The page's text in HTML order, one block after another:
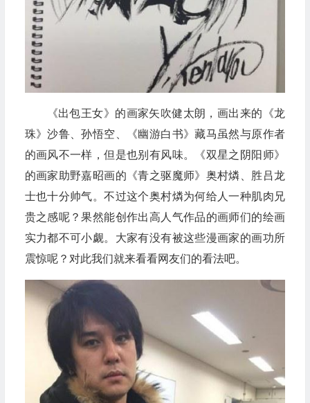
《出包王女》的画家矢吹健太朗，画出来的《龙
珠》沙鲁、孙悟空、《幽游白书》藏马虽然与原作者
的画风不一样，但是也别有风味。《双星之阴阳师》
的画家助野嘉昭画的《青之驱魔师》奥村燐、胜吕龙
士也十分帅气。不过这个奥村燐为何给人一种肌肉兄
贵之感呢？果然能创作出高人气作品的画师们的绘画
实力都不可小觑。大家有没有被这些漫画家的画功所
震惊呢？对此我们就来看看网友们的看法吧。